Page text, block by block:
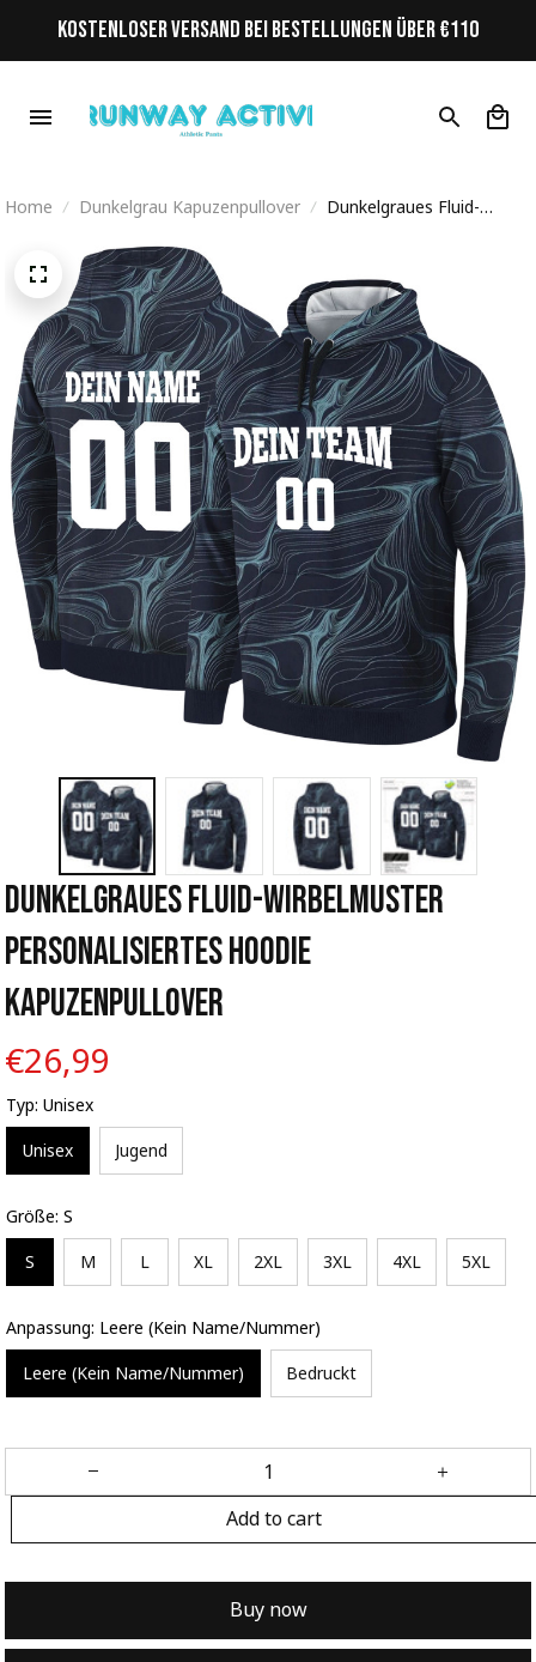
KOSTENLOSER VERSAND BEI BESTELLUNGEN ÜBER €110
Home Dunkelgrau Kapuzenpullover
Dunkelgraues Fluid-
Kapuzenpullover
Dunkelgraues Fluid-Wirbelmuster
Personalisiertes Hoodie
Kapuzenpullover
€26,99
Typ: Unisex
Unisex Jugend
Größe: S
S M L XL 2XL 3XL 4XL 5XL
Anpassung: Leere (Kein Name/Nummer)
Leere (Kein Name/Nummer) Bedruckt
Add to cart
Buy now